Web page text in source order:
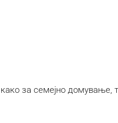
за семејно домување,